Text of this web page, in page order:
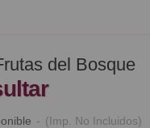
del Bosque
- (Imp. No Incluidos)